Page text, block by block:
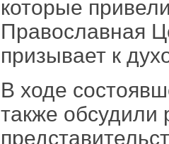
которые
Православная
призывает к
В ходе
также обсудили